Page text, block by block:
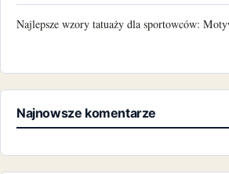
Najlepsze wzory tatuaży dla sportowców:
Najnowsze komentarze